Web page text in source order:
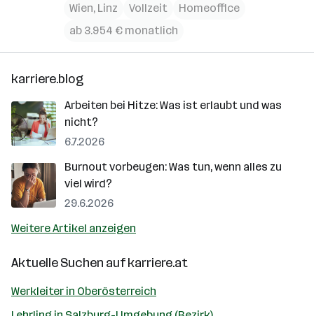
Wien, Linz Vollzeit
Homeoffice
ab 3.954 € monatlich
karriere.blog
Arbeiten bei Hitze: Was ist erlaubt und was
nicht?
6.7.2026
Burnout vorbeugen: Was tun, wenn alles zu
viel wird?
29.6.2026
Weitere Artikel anzeigen
Aktuelle Suchen aufkarriere.at
Werkleiter in Oberösterreich